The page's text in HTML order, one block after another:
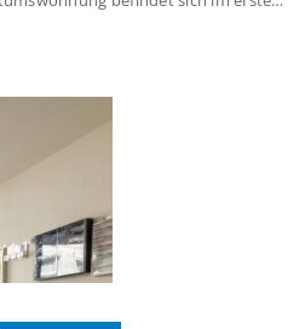
m² Wohnfläche., welche sich wie
Beim Betreten der Wohnung
Sie sich in einer praktischen Diele,
ausreichend Platz für eine […]